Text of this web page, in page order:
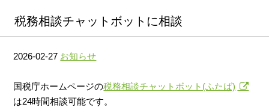
税務相談チャットボットに相談
2026-02-27 お知らせ
国税庁ホームページの税務相談チャットボット(ふたば)
は24時間相談可能です。